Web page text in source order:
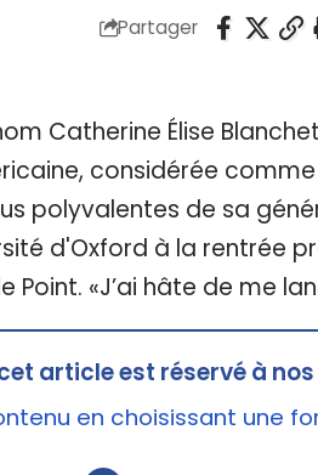
Partager
Catherine Élise
considérée
polyvalentes de sa
d'Oxford à la rentrée
Point. «J’ai hâte de me
article est réservé à
en choisissant une